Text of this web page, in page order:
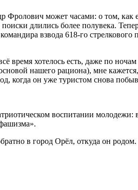
Фролович может часами: о том,
длились более полувека.
взвода 618-го стрелкового
время хотелось есть, даже по
нашего рациона), мне
когда он уже туристом снова
воспитании молодежи:
в город Орёл, откуда он родом.